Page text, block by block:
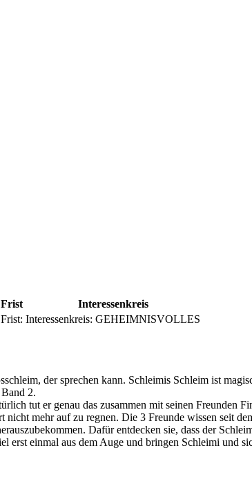
Frist
Interessenkreis
Frist: Interessenkreis: GEHEIMNISVOLLES
der sprechen kann. Schleimis Schleim ist
2.
tut er genau das zusammen mit seinen Freunden
mehr auf zu regnen. Die 3 Freunde wissen seit
Dafür entdecken sie, dass der
einmal aus dem Auge und bringen Schleimi und